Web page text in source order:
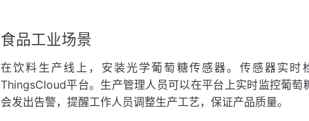
食品工业场景
在饮料生产线上，安装光学葡萄糖传感器。传感器实
ThingsCloud平台。生产管理人员可以在平台上实时监控葡
会发出告警，提醒工作人员调整生产工艺，保证产品质量。